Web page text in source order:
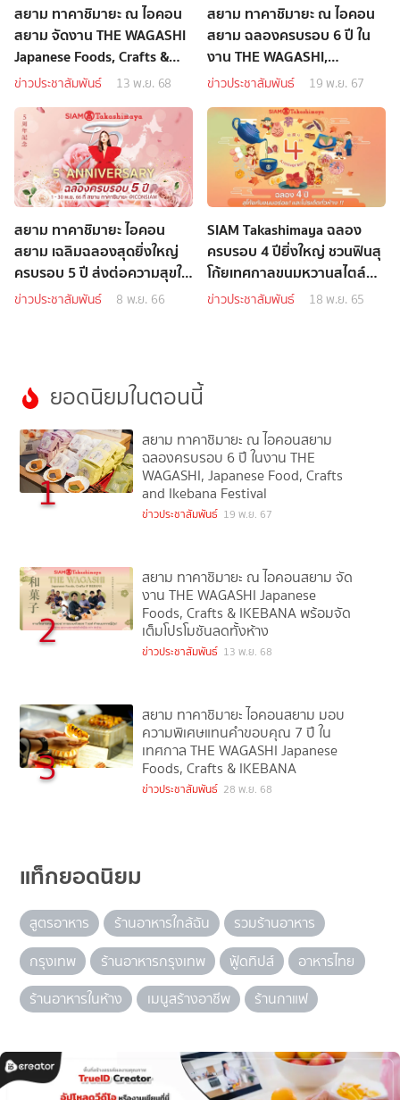
สยาม ทาคาชิมายะ ณ ไอคอน
สยาม จัดงาน THE WAGASHI
Japanese Foods, Crafts &
IKEBANA พร้อมจัดเต็ม
ข่าวประชาสัมพันธ์ 13 พ.ย. 68
สยาม ทาคาชิมายะ ณ ไอคอน
สยาม ฉลองครบรอบ 6 ปี ใน
งาน THE WAGASHI,
Japanese Food, Crafts and
ข่าวประชาสัมพันธ์ 19 พ.ย. 67
สยาม ทาคาชิมายะ ไอคอน
สยาม เฉลิมฉลองสุดยิ่งใหญ่
ครบรอบ 5 ปี ส่งต่อความสุขใน
เทศกาลขนมญี่ปุ่นสไตล์ดั้งเดิม
ข่าวประชาสัมพันธ์ 8 พ.ย. 66
SIAM Takashimaya ฉลอง
ครบรอบ 4 ปียิ่งใหญ่ ชวนฟินสุ
โก้ยเทศกาลขนมหวานสไตล์
ดั้งเดิม WAGASHI
ข่าวประชาสัมพันธ์ 18 พ.ย. 65
ยอดนิยมในตอนนี้
1
สยาม ทาคาชิมายะ ณ ไอคอนสยาม
ฉลองครบรอบ 6 ปี ในงาน THE
WAGASHI, Japanese Food, Crafts
and Ikebana Festival
ข่าวประชาสัมพันธ์ 19 พ.ย. 67
2
สยาม ทาคาชิมายะ ณ ไอคอนสยาม จัด
งาน THE WAGASHI Japanese
Foods, Crafts & IKEBANA พร้อมจัด
เต็มโปรโมชันลดทั้งห้าง
ข่าวประชาสัมพันธ์ 13 พ.ย. 68
3
สยาม ทาคาชิมายะ ไอคอนสยาม มอบ
ความพิเศษแทนคำขอบคุณ 7 ปี ใน
เทศกาล THE WAGASHI Japanese
Foods, Crafts & IKEBANA
ข่าวประชาสัมพันธ์ 28 พ.ย. 68
แท็กยอดนิยม
สูตรอาหาร ร้านอาหารใกล้ฉัน
รวมร้านอาหาร
กรุงเทพ
ร้านอาหารกรุงเทพ ฟู้ดทิปส์
อาหารไทย
ร้านอาหารในห้าง
เมนูสร้างอาชีพ ร้านกาแฟ